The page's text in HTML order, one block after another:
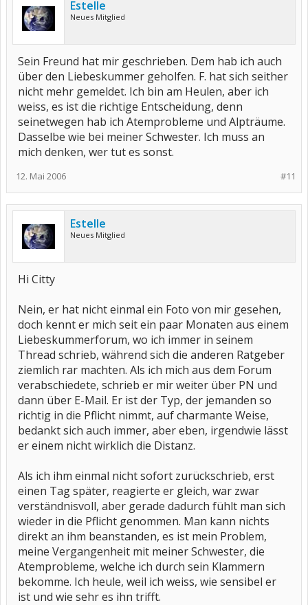
Estelle
Neues Mitglied
Sein Freund hat mir geschrieben. Dem hab ich auch
über den Liebeskummer geholfen. F. hat sich seither
nicht mehr gemeldet. Ich bin am Heulen, aber ich
weiss, es ist die richtige Entscheidung, denn
seinetwegen hab ich Atemprobleme und Alpträume.
Dasselbe wie bei meiner Schwester. Ich muss an
mich denken, wer tut es sonst.
#11
12. Mai 2006
Estelle
Neues Mitglied
Hi Citty
Nein, er hat nicht einmal ein Foto von mir gesehen,
doch kennt er mich seit ein paar Monaten aus einem
Liebeskummerforum, wo ich immer in seinem
Thread schrieb, während sich die anderen Ratgeber
ziemlich rar machten. Als ich mich aus dem Forum
verabschiedete, schrieb er mir weiter über PN und
dann über E-Mail. Er ist der Typ, der jemanden so
richtig in die Pflicht nimmt, auf charmante Weise,
bedankt sich auch immer, aber eben, irgendwie lässt
er einem nicht wirklich die Distanz.
Als ich ihm einmal nicht sofort zurückschrieb, erst
einen Tag später, reagierte er gleich, war zwar
verständnisvoll, aber gerade dadurch fühlt man sich
wieder in die Pflicht genommen. Man kann nichts
direkt an ihm beanstanden, es ist mein Problem,
meine Vergangenheit mit meiner Schwester, die
Atemprobleme, welche ich durch sein Klammern
bekomme. Ich heule, weil ich weiss, wie sensibel er
ist und wie sehr es ihn trifft.